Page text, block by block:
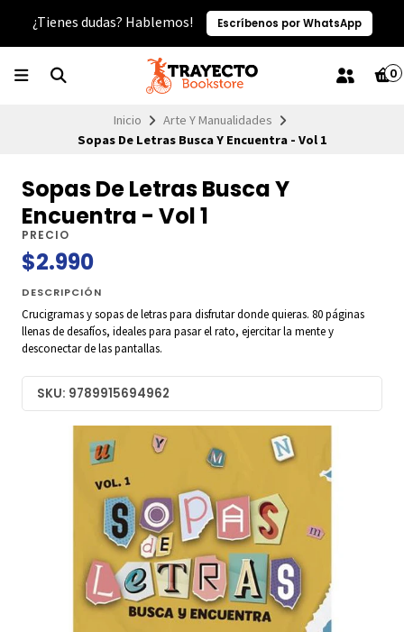
¿Tienes dudas? Hablemos! Escríbenos por WhatsApp
0
Inicio
Arte Y Manualidades
Sopas De Letras Busca Y Encuentra - Vol 1
Sopas De Letras Busca Y
Encuentra - Vol 1
PRECIO
$2.990
DESCRIPCIÓN
Crucigramas y sopas de letras para disfrutar donde quieras. 80 páginas
llenas de desafíos, ideales para pasar el rato, ejercitar la mente y
desconectar de las pantallas.
SKU: 9789915694962